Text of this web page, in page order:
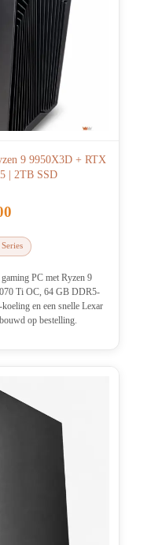
9 9950X3D + RTX
| 2TB SSD
PC met Ryzen 9
Ti OC, 64 GB DDR5-
en een snelle Lexar
op bestelling.